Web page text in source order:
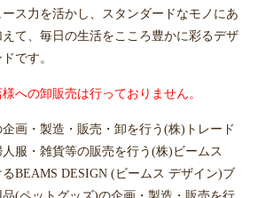
ス力を活かし、スタンダードなモノにあ
て、毎日の生活をこころ豊かに彩るデザ
です。
への卸販売は行っておりません。
画・製造・販売・卸を行う(株)トレード
服・雑貨等の販売を行う(株)ビームス
BEAMS DESIGN (ビームス デザイン)ブ